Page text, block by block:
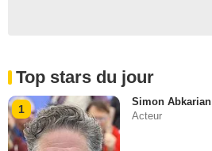
Top stars du jour
1
Simon Abkarian
Acteur